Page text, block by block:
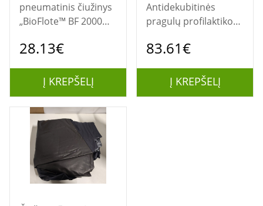
pneumatinis čiužinys
„BioFlote™ BF 2000
28.13€
Į KREPŠELĮ
Antidekubitinės
pragulų profilaktikos
BF iki 130 kg, mėlynas
83.61€
Į KREPŠELĮ